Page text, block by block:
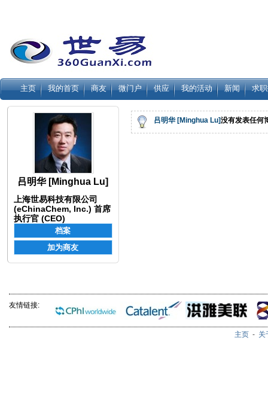
主页 我的首页 商友 微门户 供应 我的活动 新闻 求
吕明华 [Minghua Lu]
上海世易科技有限公司
(eChinaChem, Inc.) 首席
执行官 (CEO)
吕明华 [Minghua Lu]没有发表任何
友情链接:
主页 - 关